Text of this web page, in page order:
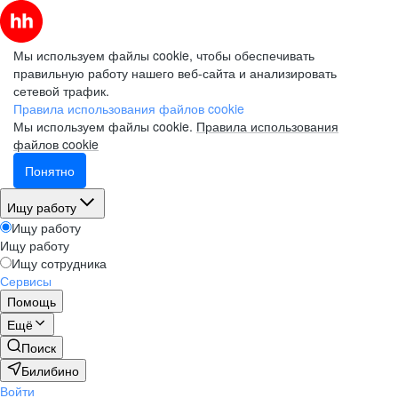
Мы используем файлы cookie, чтобы обеспечивать
правильную работу нашего веб-сайта и анализировать
сетевой трафик.
Правила использования файлов cookie
Мы используем файлы cookie. Правила использования
файлов cookie
Понятно
Ищу работу
Ищу работу
Ищу работу
Ищу сотрудника
Сервисы
Помощь
Ещё
Поиск
Билибино
Войти